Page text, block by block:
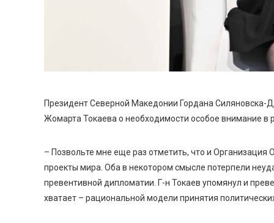
Президент Северной Македонии Гордана
Жомарта Токаева о необходимости особое внимание
– Позвольте мне еще раз отметить, что и
проекты мира. Оба в некотором смысле потерпели
превентивной дипломатии. Г-н Токаев упомянул и
хватает – рациональной модели принятия